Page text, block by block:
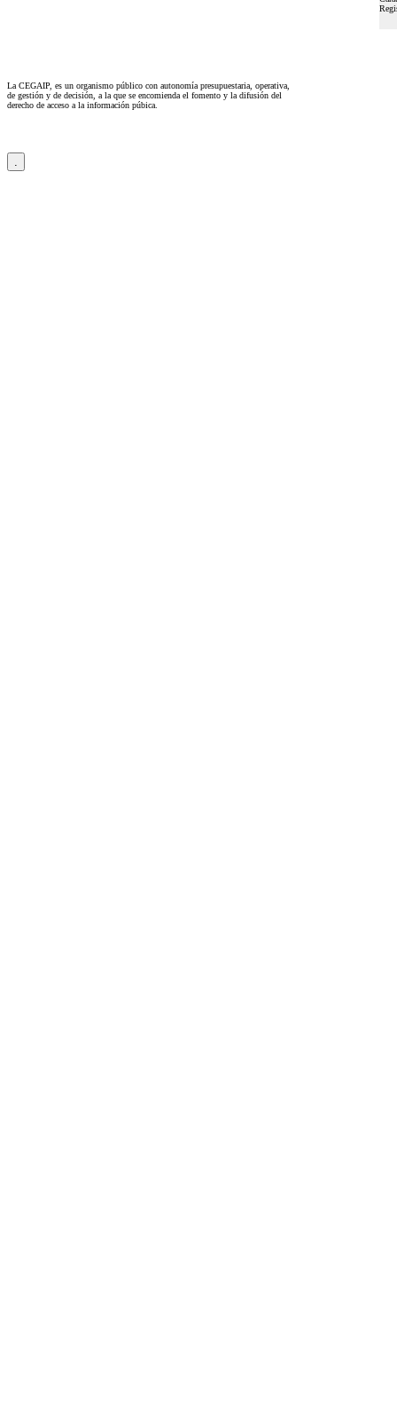
La CEGAIP, es un organismo público con autonomía presupuestaria, operativa,
de gestión y de decisión, a la que se encomienda el fomento y la difusión del
derecho de acceso a la información púbica.